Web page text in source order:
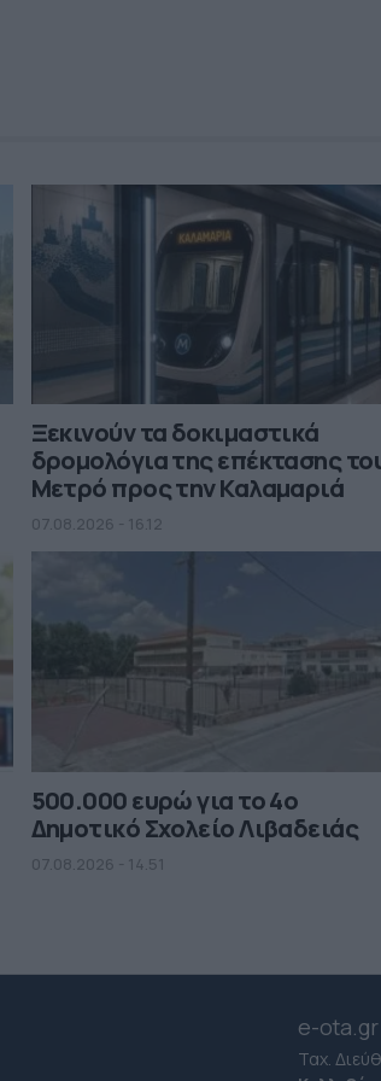
Ξεκινούν τα δοκιμαστικά
δρομολόγια της επέκτασης
Μετρό προς την Καλαμαριά
07.08.2026 - 16.12
500.000 ευρώ για το 4ο
Δημοτικό Σχολείο Λιβαδειάς
07.08.2026 - 14.51
e-
Ταχ.